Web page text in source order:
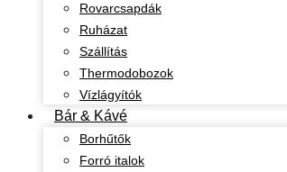
Rovarcsapdák
Ruházat
Szállítás
Thermodobozok
Vízlágyítók
Bár & Kávé
Borhűtők
Forró italok